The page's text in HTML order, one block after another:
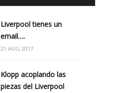
Liverpool tienes un
email….
21 AUG 2017
Klopp acoplando las
piezas del Liverpool